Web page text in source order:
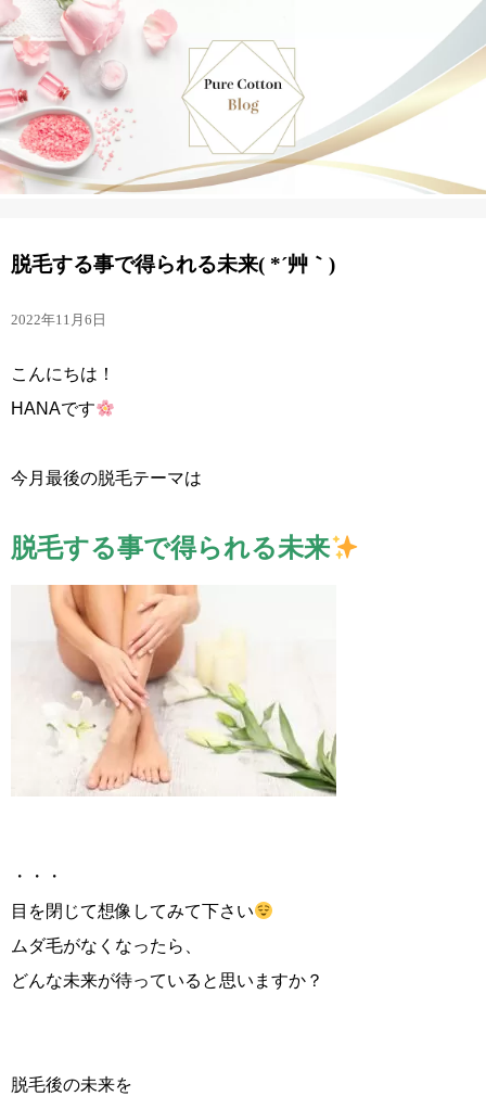
脱毛する事で得られる未来( *´艸｀)
2022年11月6日
こんにちは！
HANAです
今月最後の脱毛テーマは
脱毛する事で得られる未来
・・・
目を閉じて想像してみて下さい
ムダ毛がなくなったら、
どんな未来が待っていると思いますか？
脱毛後の未来を